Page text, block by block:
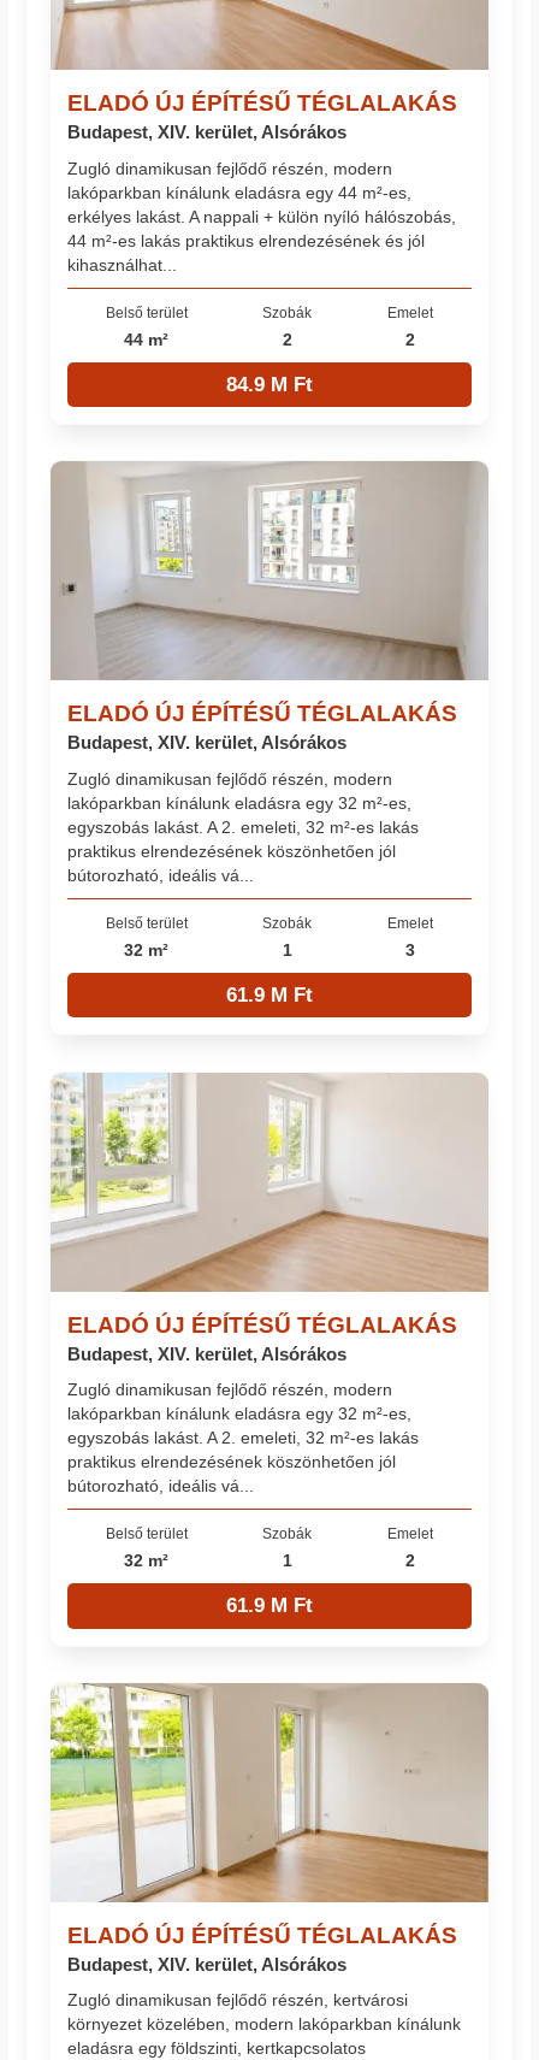
ELADÓ ÚJ ÉPÍTÉSŰ TÉGLALAKÁS
Budapest, XIV. kerület, Alsórákos
Zugló dinamikusan fejlődő részén, modern
lakóparkban kínálunk eladásra egy 44 m²-es,
erkélyes lakást. A nappali + külön nyíló hálószobás,
44 m²-es lakás praktikus elrendezésének és jól
kihasználhat...
Belső terület
44 m²
Szobák
2
Emelet
2
84.9 M Ft
ELADÓ ÚJ ÉPÍTÉSŰ TÉGLALAKÁS
Budapest, XIV. kerület, Alsórákos
Zugló dinamikusan fejlődő részén, modern
lakóparkban kínálunk eladásra egy 32 m²-es,
egyszobás lakást. A 2. emeleti, 32 m²-es lakás
praktikus elrendezésének köszönhetően jól
bútorozható, ideális vá...
Belső terület
32 m²
Szobák
1
Emelet
3
61.9 M Ft
ELADÓ ÚJ ÉPÍTÉSŰ TÉGLALAKÁS
Budapest, XIV. kerület, Alsórákos
Zugló dinamikusan fejlődő részén, modern
lakóparkban kínálunk eladásra egy 32 m²-es,
egyszobás lakást. A 2. emeleti, 32 m²-es lakás
praktikus elrendezésének köszönhetően jól
bútorozható, ideális vá...
Belső terület
32 m²
Szobák
1
Emelet
2
61.9 M Ft
ELADÓ ÚJ ÉPÍTÉSŰ TÉGLALAKÁS
Budapest, XIV. kerület, Alsórákos
Zugló dinamikusan fejlődő részén, kertvárosi
környezet közelében, modern lakóparkban kínálunk
eladásra egy földszinti, kertkapcsolatos